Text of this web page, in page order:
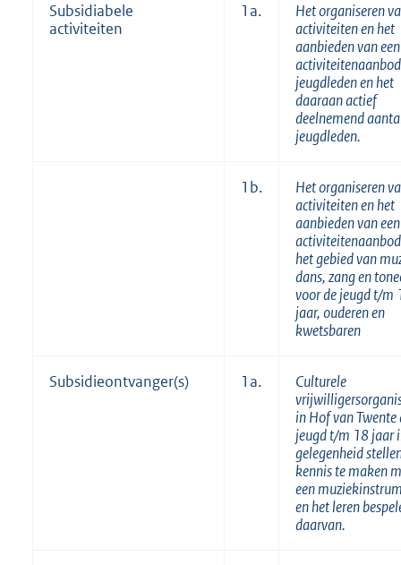
Subsidiabele
activiteiten
1a.
Het organiseren
activiteiten en het
aanbieden van een
jeugdleden en het
daaraan actief
deelnemend
jeugdleden.
1b.
Het organiseren
activiteiten en het
aanbieden van een
het gebied van
dans, zang en
voor de jeugd t/m
jaar, ouderen en
kwetsbaren
Subsidieontvanger(s) 1a.
Culturele
in Hof van Twente
jeugd t/m 18 jaar
gelegenheid
kennis te maken
een
en het leren
daarvan.